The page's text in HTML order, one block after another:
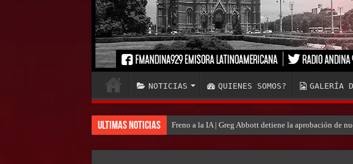
NOTICIAS QUIENES SOMOS? GALERÍA
Ultimas Noticias Freno a la IA | Greg Abbott detiene la aprobación de